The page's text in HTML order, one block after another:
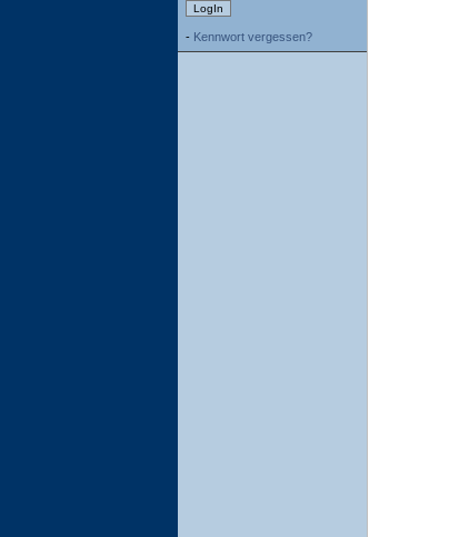
- Kennwort vergessen?